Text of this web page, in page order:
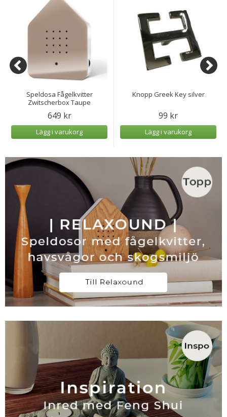
Speldosa Fågelkvitter
Zwitscherbox Taupe
649 kr
Lägg i varukorg
Knopp Greek Key silver
99 kr
Lägg i varukorg